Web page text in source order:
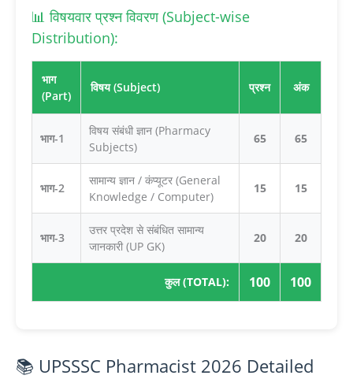
📊 विषयवार प्रश्न विवरण (Subject-wise
Distribution):
भाग
(Part)
विषय (Subject) प्रश्न अंक
भाग-1
विषय संबंधी ज्ञान (Pharmacy
Subjects)
65 65
भाग-2
सामान्य ज्ञान / कंप्यूटर (General
Knowledge / Computer)
15 15
भाग-3
उत्तर प्रदेश से संबंधित सामान्य
जानकारी (UP GK)
20 20
कुल (TOTAL): 100 100
📚 UPSSSC Pharmacist 2026 Detailed